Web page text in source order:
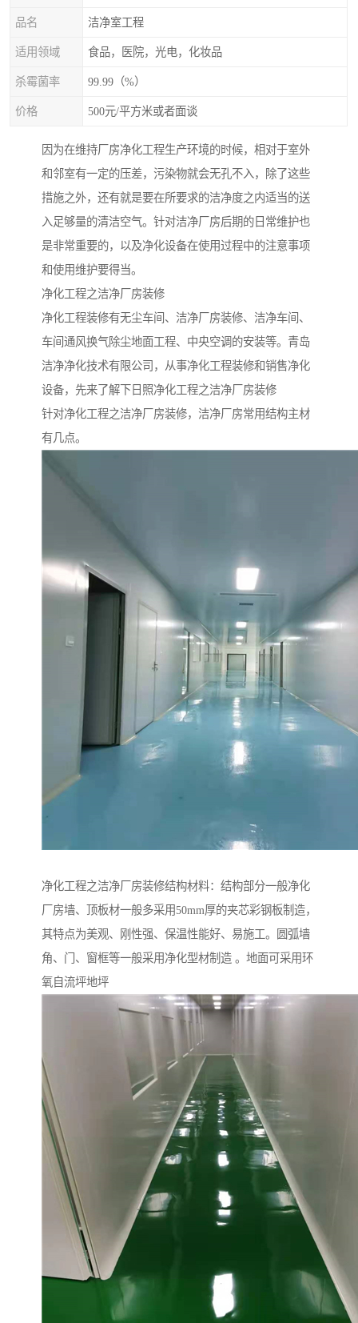
品名 洁净室工程
适用领域 食品，医院，光电，化妆品
杀霉菌率 99.99（%）
价格 500元/平方米或者面谈
因为在维持厂房净化工程生产环境的时候，相对于室外
和邻室有一定的压差，污染物就会无孔不入，除了这些
措施之外，还有就是要在所要求的洁净度之内适当的送
入足够量的清洁空气。针对洁净厂房后期的日常维护也
是非常重要的，以及净化设备在使用过程中的注意事项
和使用维护要得当。
净化工程之洁净厂房装修
净化工程装修有无尘车间、洁净厂房装修、洁净车间、
车间通风换气除尘地面工程、中央空调的安装等。青岛
洁净净化技术有限公司，从事净化工程装修和销售净化
设备，先来了解下日照净化工程之洁净厂房装修
针对净化工程之洁净厂房装修，洁净厂房常用结构主材
有几点。
净化工程之洁净厂房装修结构材料：结构部分一般净化
厂房墙、顶板材一般多采用50mm厚的夹芯彩钢板制造，
其特点为美观、刚性强、保温性能好、易施工。圆弧墙
角、门、窗框等一般采用净化型材制造 。地面可采用环
氧自流坪地坪